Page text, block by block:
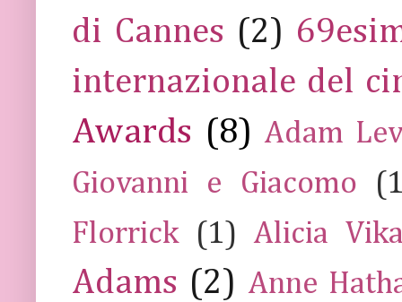
di Cannes (2)
internazionale del
Awards (8) Adam
Giovanni e Giacomo
Florrick
(1) Alicia
Adams (2) Anne